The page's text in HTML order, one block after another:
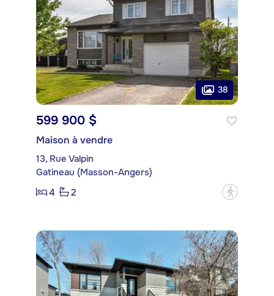
38
599 900 $
Maison à vendre
13, Rue Valpin
Gatineau (Masson-Angers)
4
2 ?